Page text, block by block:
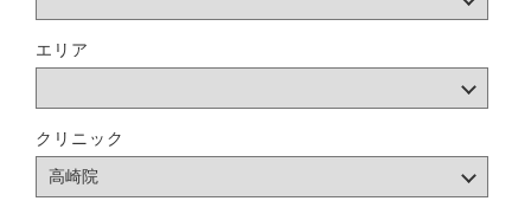
エリア
クリニック